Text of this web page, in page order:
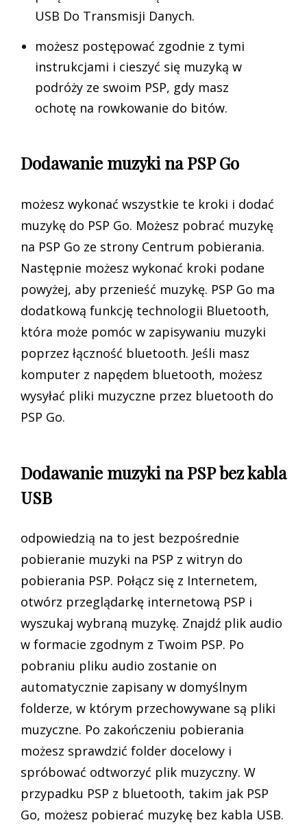
USB Do Transmisji Danych.
możesz postępować zgodnie z tymi
instrukcjami i cieszyć się muzyką w
podróży ze swoim PSP, gdy masz
ochotę na rowkowanie do bitów.
Dodawanie muzyki na PSP Go
możesz wykonać wszystkie te kroki i dodać
muzykę do PSP Go. Możesz pobrać muzykę
na PSP Go ze strony Centrum pobierania.
Następnie możesz wykonać kroki podane
powyżej, aby przenieść muzykę. PSP Go ma
dodatkową funkcję technologii Bluetooth,
która może pomóc w zapisywaniu muzyki
poprzez łączność bluetooth. Jeśli masz
komputer z napędem bluetooth, możesz
wysyłać pliki muzyczne przez bluetooth do
PSP Go.
Dodawanie muzyki na PSP bez kabla
USB
odpowiedzią na to jest bezpośrednie
pobieranie muzyki na PSP z witryn do
pobierania PSP. Połącz się z Internetem,
otwórz przeglądarkę internetową PSP i
wyszukaj wybraną muzykę. Znajdź plik audio
w formacie zgodnym z Twoim PSP. Po
pobraniu pliku audio zostanie on
automatycznie zapisany w domyślnym
folderze, w którym przechowywane są pliki
muzyczne. Po zakończeniu pobierania
możesz sprawdzić folder docelowy i
spróbować odtworzyć plik muzyczny. W
przypadku PSP z bluetooth, takim jak PSP
Go, możesz pobierać muzykę bez kabla USB.